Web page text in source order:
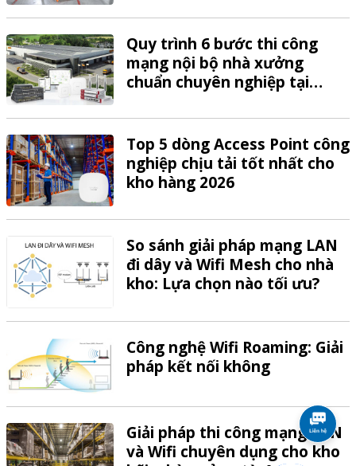
Quy trình 6 bước thi công
mạng nội bộ nhà xưởng
chuẩn chuyên nghiệp tại
Top 5 dòng Access Point công
nghiệp chịu tải tốt nhất cho
kho hàng 2026
So sánh giải pháp mạng LAN
đi dây và Wifi Mesh cho nhà
kho: Lựa chọn nào tối ưu?
Công nghệ Wifi Roaming: Giải
pháp kết nối không
Giải pháp thi công mạng LAN
và Wifi chuyên dụng cho kho